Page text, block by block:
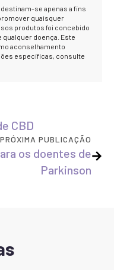
se apenas a fins
quaisquer
produtos foi concebido
qualquer doença. Este
aconselhamento
específicas, consulte
CBD
PRÓXIMA PUBLICAÇÃO
os doentes de
Parkinson